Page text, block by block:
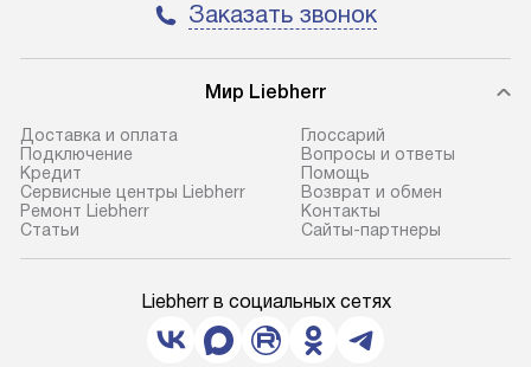
Заказать звонок
Мир Liebherr
Доставка и оплата
Подключение
Кредит
Сервисные центры Liebherr
Ремонт Liebherr
Cтатьи
Глоссарий
Вопросы и ответы
Помощь
Возврат и обмен
Контакты
Сайты-партнеры
Liebherr в социальных сетях